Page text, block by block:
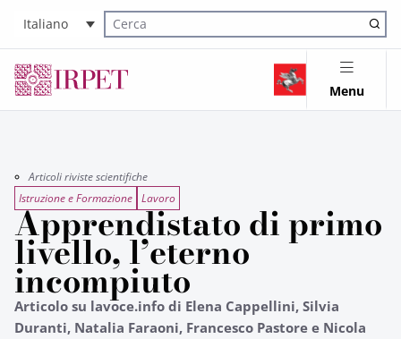
Italiano
Cerca nel sito
Menu
Articoli riviste scientifiche
Istruzione e Formazione Lavoro
Apprendistato di primo
livello, l’eterno
incompiuto
Articolo su lavoce.info di Elena Cappellini, Silvia
Duranti, Natalia Faraoni, Francesco Pastore e Nicola